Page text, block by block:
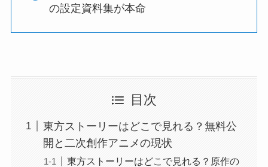
の設定資料集が本命
目次
東方ストーリーはどこで見れる？無料公
開と二次創作アニメの現状
東方ストーリーはどこで見れる？原作の